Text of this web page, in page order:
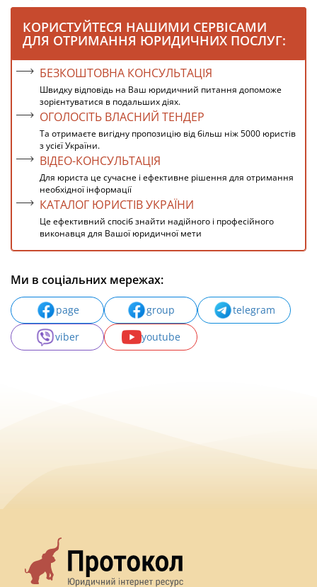
КОРИСТУЙТЕСЯ НАШИМИ СЕРВІСАМИ
ДЛЯ ОТРИМАННЯ ЮРИДИЧНИХ ПОСЛУГ:
БЕЗКОШТОВНА КОНСУЛЬТАЦІЯ
Швидку відповідь на Ваш юридичний питання допоможе
зорієнтуватися в подальших діях.
ОГОЛОСІТЬ ВЛАСНИЙ ТЕНДЕР
Та отримаєте вигідну пропозицію від більш ніж 5000 юристів
з усієї України.
ВІДЕО-КОНСУЛЬТАЦІЯ
Для юриста це сучасне і ефективне рішення для отримання
необхідної інформації
КАТАЛОГ ЮРИСТІВ УКРАЇНИ
Це ефективний спосіб знайти надійного і професійного
виконавця для Вашої юридичної мети
Ми в соціальних мережах:
page group
telegram
viber
youtube